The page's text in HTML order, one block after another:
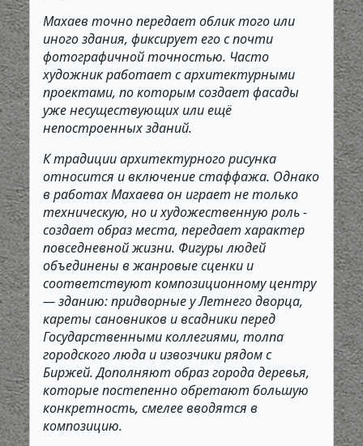
Махаев точно передает облик того или
иного здания, фиксирует его с почти
фотографичной точностью. Часто
художник работает с архитектурными
проектами, по которым создает фасады
уже несуществующих или ещё
непостроенных зданий.
К традиции архитектурного рисунка
относится и включение стаффажа. Однако
в работах Махаева он играет не только
техническую, но и художественную роль -
создает образ места, передает характер
повседневной жизни. Фигуры людей
объединены в жанровые сценки и
соответствуют композиционному центру
— зданию: придворные у Летнего дворца,
кареты сановников и всадники перед
Государственными коллегиями, толпа
городского люда и извозчики рядом с
Биржей. Дополняют образ города деревья,
которые постепенно обретают большую
конкретность, смелее вводятся в
композицию.